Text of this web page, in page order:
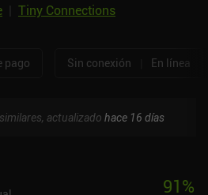
Tiny Connections
pago Sin conexión En línea
actualizado hace 16 días
91%